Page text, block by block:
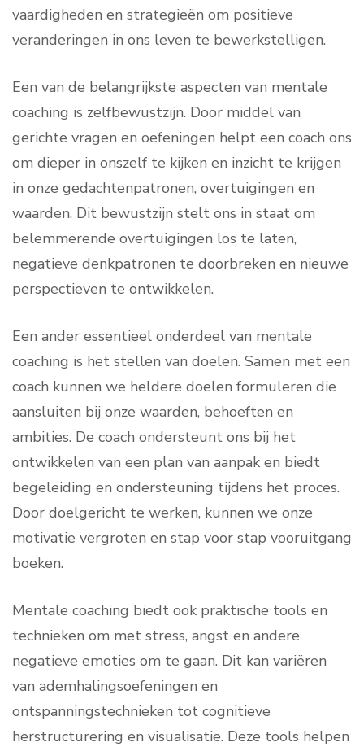
vaardigheden en strategieën om positieve
veranderingen in ons leven te bewerkstelligen.
Een van de belangrijkste aspecten van mentale
coaching is zelfbewustzijn. Door middel van
gerichte vragen en oefeningen helpt een coach ons
om dieper in onszelf te kijken en inzicht te krijgen
in onze gedachtenpatronen, overtuigingen en
waarden. Dit bewustzijn stelt ons in staat om
belemmerende overtuigingen los te laten,
negatieve denkpatronen te doorbreken en nieuwe
perspectieven te ontwikkelen.
Een ander essentieel onderdeel van mentale
coaching is het stellen van doelen. Samen met een
coach kunnen we heldere doelen formuleren die
aansluiten bij onze waarden, behoeften en
ambities. De coach ondersteunt ons bij het
ontwikkelen van een plan van aanpak en biedt
begeleiding en ondersteuning tijdens het proces.
Door doelgericht te werken, kunnen we onze
motivatie vergroten en stap voor stap vooruitgang
boeken.
Mentale coaching biedt ook praktische tools en
technieken om met stress, angst en andere
negatieve emoties om te gaan. Dit kan variëren
van ademhalingsoefeningen en
ontspanningstechnieken tot cognitieve
herstructurering en visualisatie. Deze tools helpen